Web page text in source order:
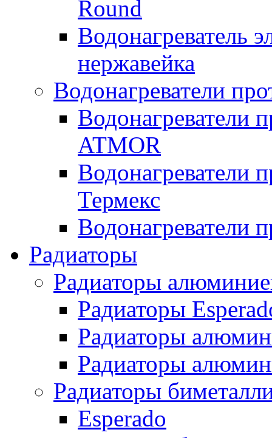
Round
Водонагреватель
нержавейка
Водонагреватели
Водонагреватели
ATMOR
Водонагреватели
Термекс
Водонагреватели
Радиаторы
Радиаторы
Радиаторы
Радиаторы
Радиаторы
Радиаторы
Esperado